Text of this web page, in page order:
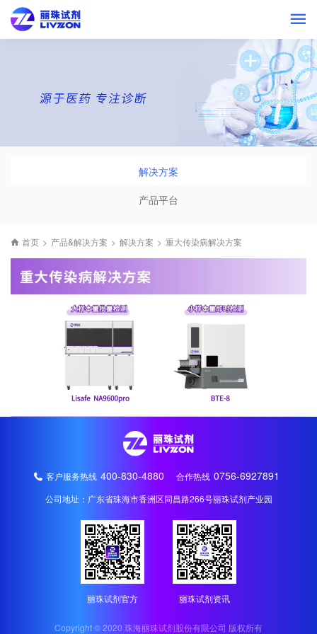
解决方案
产品平台
首页 > 产品&解决方案 > 解决方案 > 重大传染病解决方案
客户服务热线 400-830-4880 合作热线 0756-6927891
公司地址：广东省珠海市香洲区同昌路266号丽珠试剂产业园
丽珠试剂官方 丽珠试剂资讯
Copyright © 2020 珠海丽珠试剂股份有限公司 版权所有